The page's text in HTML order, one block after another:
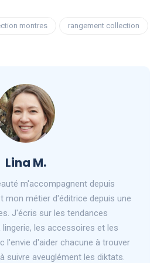
montres rangement collection
Lina M.
m'accompagnent depuis
mon métier d'éditrice depuis une
J'écris sur les tendances
les accessoires et les
l'envie d'aider chacune à trouver
suivre aveuglément les diktats.